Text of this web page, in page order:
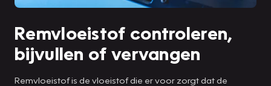
Remvloeistof controleren,
bijvullen of vervangen
Remvloeistof is de vloeistof die er voor zorgt dat de